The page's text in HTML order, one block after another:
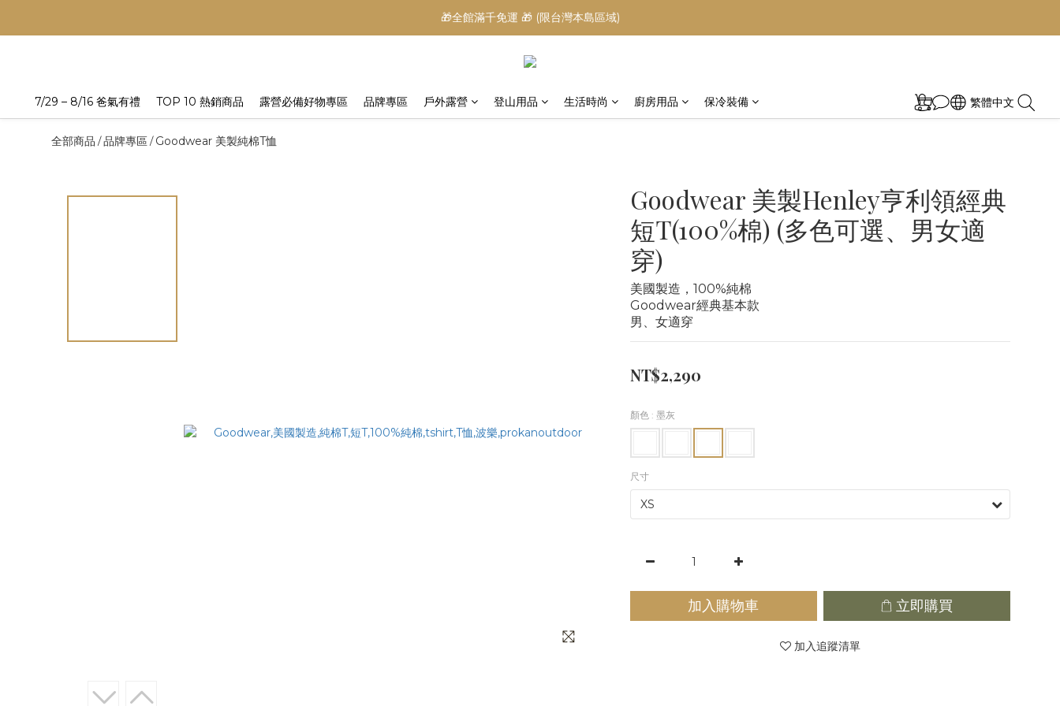
🎁全館滿千免運 🎁 (限台灣本島區域)
7/29 – 8/16 爸氣有禮 TOP 10 熱銷商品 露營必備好物專區 品牌專區 戶外露營 登山用品 生活時尚 廚房用品 保冷裝備 繁體中文
全部商品 /品牌專區/Goodwear 美製純棉T恤
Goodwear 美製Henley亨利領經典
短T(100%棉) (多色可選、男女適
穿)
美國製造，100%純棉
Goodwear經典基本款
男、女適穿
NT$2,290
顏色 : 墨灰
尺寸
加入購物車 立即購買
加入追蹤清單